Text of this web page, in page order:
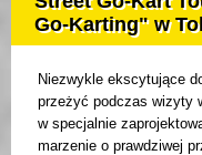
Go-Karting" w
Niezwykle ekscytujące
przeżyć podczas wizyty
w specjalnie
marzenie o prawdziwej